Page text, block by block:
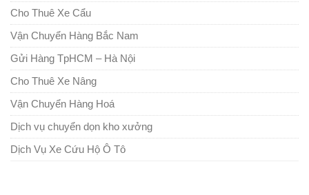
Cho Thuê Xe Cẩu
Vận Chuyển Hàng Bắc Nam
Gửi Hàng TpHCM – Hà Nội
Cho Thuê Xe Nâng
Vận Chuyển Hàng Hoá
Dịch vụ chuyển dọn kho xưởng
Dịch Vụ Xe Cứu Hộ Ô Tô